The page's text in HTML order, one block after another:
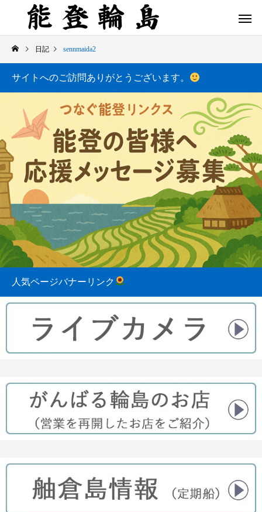
白米千枚田 あぜのきらめき（アルバム）
2023.08.31
今日の白米千枚田
日記 sennmaida2
サイトへのご訪問ありがとうございます。
人気ページバナーリンク